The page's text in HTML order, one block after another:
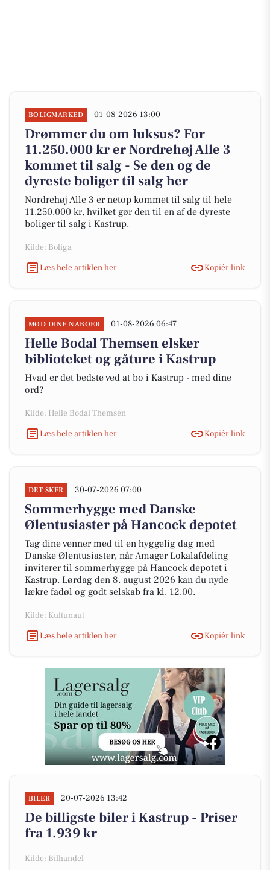
BOLIGMARKED 01-08-2026 13:00
Drømmer du om luksus? For
11.250.000 kr er Nordrehøj Alle 3
kommet til salg - Se den og de
dyreste boliger til salg her
Nordrehøj Alle 3 er netop kommet til salg til hele
11.250.000 kr, hvilket gør den til en af de dyreste
boliger til salg i Kastrup.
Kilde: Boliga
Læs hele artiklen her
Kopiér link
MØD DINE NABOER 01-08-2026 06:47
Helle Bodal Themsen elsker
biblioteket og gåture i Kastrup
Hvad er det bedste ved at bo i Kastrup - med dine
ord?
Kilde: Helle Bodal Themsen
Læs hele artiklen her
Kopiér link
DET SKER 30-07-2026 07:00
Sommerhygge med Danske
Ølentusiaster på Hancock depotet
Tag dine venner med til en hyggelig dag med
Danske Ølentusiaster, når Amager Lokalafdeling
inviterer til sommerhygge på Hancock depotet i
Kastrup. Lørdag den 8. august 2026 kan du nyde
lækre fadøl og godt selskab fra kl. 12.00.
Kilde: Kultunaut
Læs hele artiklen her
Kopiér link
BILER 20-07-2026 13:42
De billigste biler i Kastrup - Priser
fra 1.939 kr
Kilde: Bilhandel